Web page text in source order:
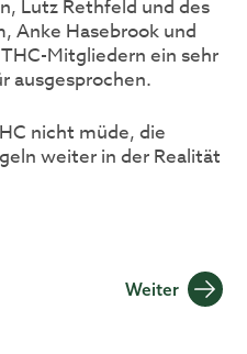
Lutz Rethfeld und des
Anke Hasebrook und
Mitgliedern ein sehr
ausgesprochen.
nicht müde, die
weiter in der Realität
Weiter